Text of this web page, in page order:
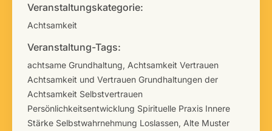
Veranstaltungskategorie:
Achtsamkeit
Veranstaltung-Tags:
achtsame Grundhaltung, Achtsamkeit Vertrauen
Achtsamkeit und Vertrauen Grundhaltungen der
Achtsamkeit Selbstvertrauen
Persönlichkeitsentwicklung Spirituelle Praxis Innere
Stärke Selbstwahrnehmung Loslassen, Alte Muster